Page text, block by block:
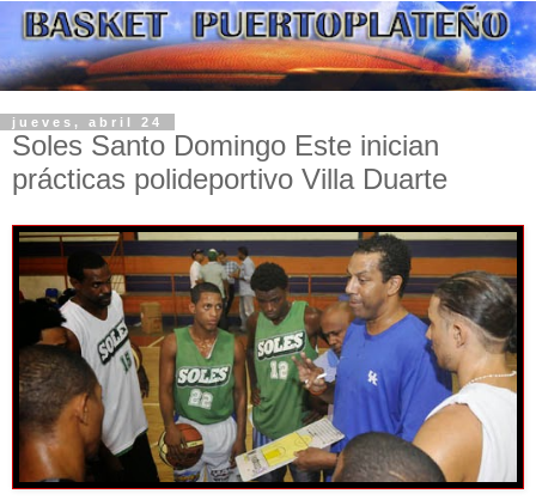
jueves, abril 24
Soles Santo Domingo Este inician
prácticas polideportivo Villa Duarte